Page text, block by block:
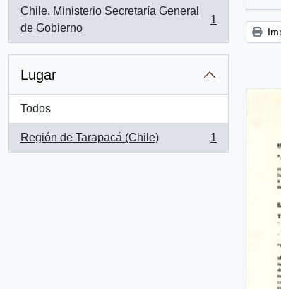
Chile. Ministerio Secretaría General
de Gobierno
, 1 resultados
1
Lugar
Todos
Región de Tarapacá (Chile)
, 1 resultados
1